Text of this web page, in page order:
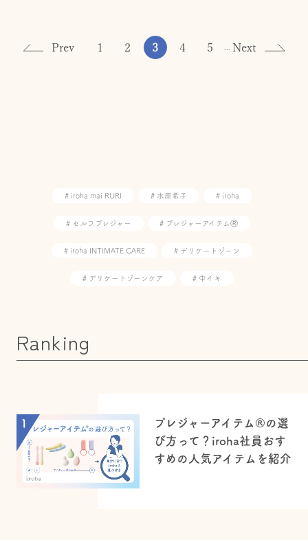
Prev 1 2 3 4 5 Next
# iroha mai RURI # 水原希子 # iroha
# セルフプレジャー # プレジャーアイテムⓇ
# iroha INTIMATE CARE # デリケートゾーン
# デリケートゾーンケア # 中イキ
Ranking
1
プレジャーアイテム®の選
び方って？iroha社員おす
すめの人気アイテムを紹介